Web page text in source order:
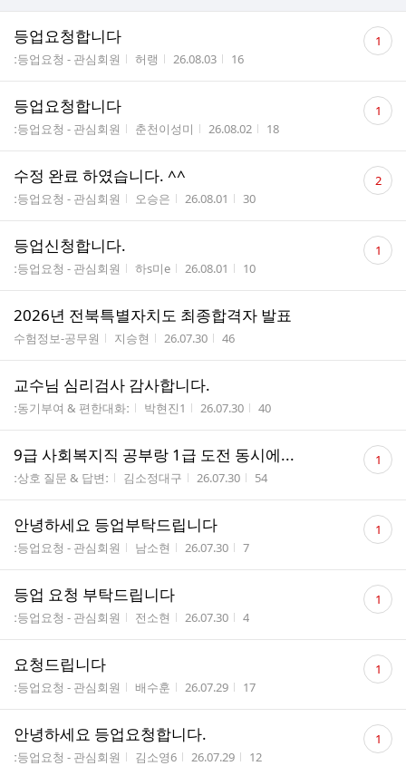
등업요청합니다
게시판명
ː등업요청 - 관심회원 작성자
허랭 작성시간
26.08.03 조회수
16
댓
글 1
등업요청합니다
게시판명
ː등업요청 - 관심회원 작성자
춘천이성미 작성시간
26.08.02 조회수
18
댓
글 1
수정 완료 하였습니다. ^^
게시판명
ː등업요청 - 관심회원 작성자
오승은 작성시간
26.08.01 조회수
30
댓
글 2
등업신청합니다.
게시판명
ː등업요청 - 관심회원 작성자
하s미e 작성시간
26.08.01 조회수
10
댓
글 1
2026년 전북특별자치도 최종합격자 발표
게시판명
수험정보-공무원 작성자
지승현 작성시간
26.07.30 조회수
46
교수님 심리검사 감사합니다.
게시판명
ː동기부여 & 편한대화ː 작성자
박현진1 작성시간
26.07.30 조회수
40
9급 사회복지직 공부랑 1급 도전 동시에...
게시판명
ː상호 질문 & 답변ː 작성자
김소정대구 작성시간
26.07.30 조회수
54
댓
글 1
안녕하세요 등업부탁드립니다
게시판명
ː등업요청 - 관심회원 작성자
남소현 작성시간
26.07.30 조회수
7
댓
글 1
등업 요청 부탁드립니다
게시판명
ː등업요청 - 관심회원 작성자
전소현 작성시간
26.07.30 조회수
4
댓
글 1
요청드립니다
게시판명
ː등업요청 - 관심회원 작성자
배수훈 작성시간
26.07.29 조회수
17
댓
글 1
안녕하세요 등업요청합니다.
게시판명
ː등업요청 - 관심회원 작성자
김소영6 작성시간
26.07.29 조회수
12
댓
글 1